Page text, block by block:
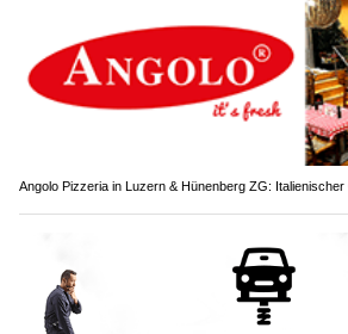
Angolo Pizzeria in Luzern & Hünenberg ZG: